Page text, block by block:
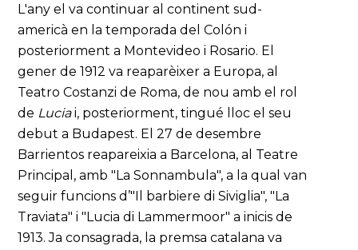
L'any el va continuar al continent sud-
americà en la temporada del Colón i
posteriorment a Montevideo i Rosario. El
gener de 1912 va reaparèixer a Europa, al
Teatro Costanzi de Roma, de nou amb el rol
de Luciai, posteriorment, tingué lloc el seu
debut a Budapest. El 27 de desembre
Barrientos reapareixia a Barcelona, al Teatre
Principal, amb "La Sonnambula", a la qual van
seguir funcions d’"Il barbiere di Siviglia", "La
Traviata" i "Lucia di Lammermoor" a inicis de
1913. Ja consagrada, la premsa catalana va